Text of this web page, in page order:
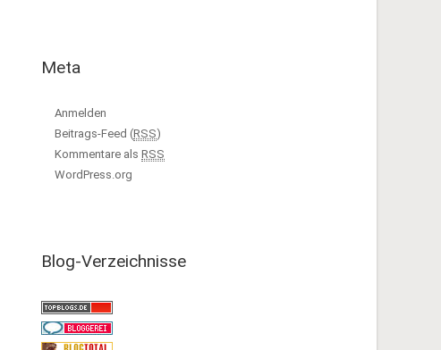
Meta
Anmelden
Beitrags-Feed (RSS)
Kommentare als RSS
WordPress.org
Blog-Verzeichnisse